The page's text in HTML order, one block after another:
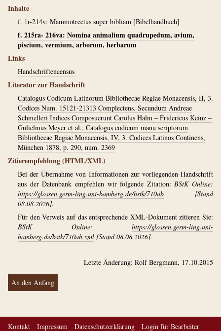
Inhalte
f. 1r-214v: Mammotrectus super bibliam [Bibelhandbuch]
f. 215ra- 216va: Nomina animalium quadrupedum, avium,
piscium, vermium, arborum, herbarum
Links
Handschriftencensus
Literatur zur Handschrift
Catalogus Codicum Latinorum Bibliothecae Regiae Monacensis, II, 3.
Codices Num. 15121-21313 Complectens. Secundum Andreae
Schmelleri Indices Composuerunt Carolus Halm – Fridericus Keinz –
Gulielmus Meyer et al., Catalogus codicum manu scriptorum
Bibliothecae Regiae Monacensis, IV, 3. Codices Latinos Continens,
München 1878, p. 290, num. 2369
Zitierempfehlung (HTML/XML)
Bei der Übernahme von Informationen zur vorliegenden Handschrift
aus der Datenbank empfehlen wir folgende Zitation:BStK Online:
https://glossen.germ-ling.uni-bamberg.de/bstk/710ab [Stand
08.08.2026].
Für den Verweis auf das entsprechende XML-Dokument zitieren Sie:
BStK Online: https://glossen.germ-ling.uni-
bamberg.de/bstk/710ab.xml [Stand 08.08.2026].
Letzte Änderung: Rolf Bergmann, 17.10.2015
An den Anfang
Kontakt Impressum Datenschutzerklärung Login für Bearbeiter